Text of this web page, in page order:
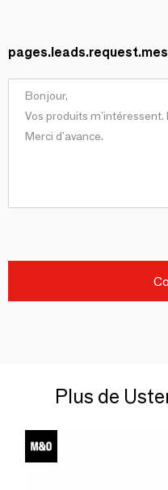
Plus de